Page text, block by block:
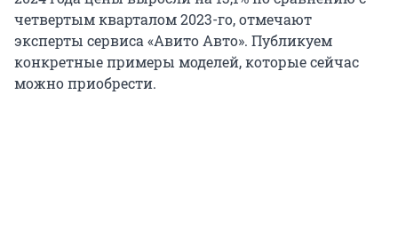
четвертым кварталом 2023-го, отмечают
эксперты сервиса «Авито Авто». Публикуем
конкретные примеры моделей, которые сейчас
можно приобрести.